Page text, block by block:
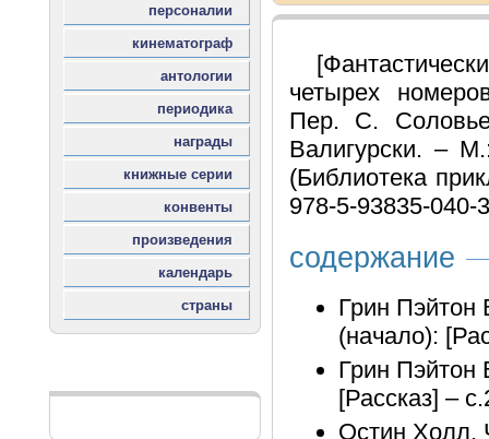
четырех
Пер. С.
Валигурски. –
(Библиотека
978-5-93835-040-3
содержание
Грин Пэйтон
(начало):
Грин Пэйтон
[Рассказ] –
Остин Холл.